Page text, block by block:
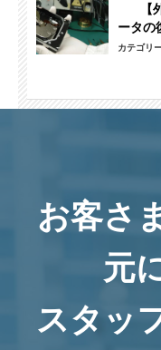
ータの
カテゴリ
お客さ
元
スタッ